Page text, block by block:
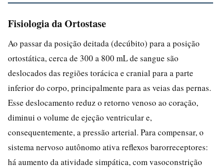
Fisiologia da Ortostase
Ao passar da posição deitada (decúbito) para a posição
ortostática, cerca de 300 a 800 mL de sangue são
deslocados das regiões torácica e cranial para a parte
inferior do corpo, principalmente para as veias das pernas.
Esse deslocamento reduz o retorno venoso ao coração,
diminui o volume de ejeção ventricular e,
consequentemente, a pressão arterial. Para compensar, o
sistema nervoso autônomo ativa reflexos barorreceptores:
há aumento da atividade simpática, com vasoconstrição